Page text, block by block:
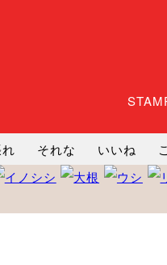
それな いいね
はよう おはよう 神